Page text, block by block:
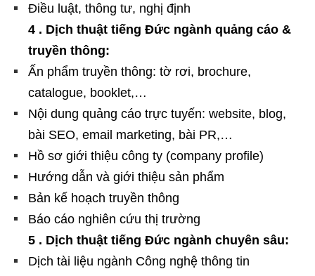
Điều luật, thông tư, nghị định
4 . Dịch thuật tiếng Đức ngành quảng cáo &
truyền thông:
Ấn phẩm truyền thông: tờ rơi, brochure,
catalogue, booklet,…
Nội dung quảng cáo trực tuyến: website, blog,
bài SEO, email marketing, bài PR,…
Hồ sơ giới thiệu công ty (company profile)
Hướng dẫn và giới thiệu sản phẩm
Bản kế hoạch truyền thông
Báo cáo nghiên cứu thị trường
5 . Dịch thuật tiếng Đức ngành chuyên sâu:
Dịch tài liệu ngành Công nghệ thông tin